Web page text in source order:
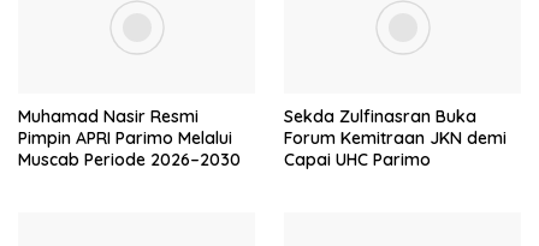
Muhamad Nasir Resmi
Pimpin APRI Parimo Melalui
Muscab Periode 2026–2030
Sekda Zulfinasran Buka
Forum Kemitraan JKN demi
Capai UHC Parimo